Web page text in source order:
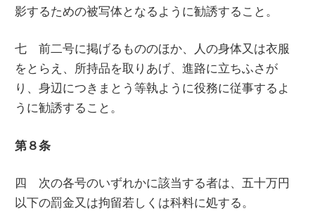
影するための被写体となるように勧誘すること。
七 前二号に掲げるもののほか、人の身体又は衣服
をとらえ、所持品を取りあげ、進路に立ちふさが
り、身辺につきまとう等執ように役務に従事するよ
うに勧誘すること。
第８条
四 次の各号のいずれかに該当する者は、五十万円
以下の罰金又は拘留若しくは科料に処する。